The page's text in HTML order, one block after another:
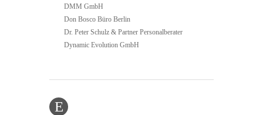
DMM GmbH
Don Bosco Büro Berlin
Dr. Peter Schulz & Partner Personalberater
Dynamic Evolution GmbH
E